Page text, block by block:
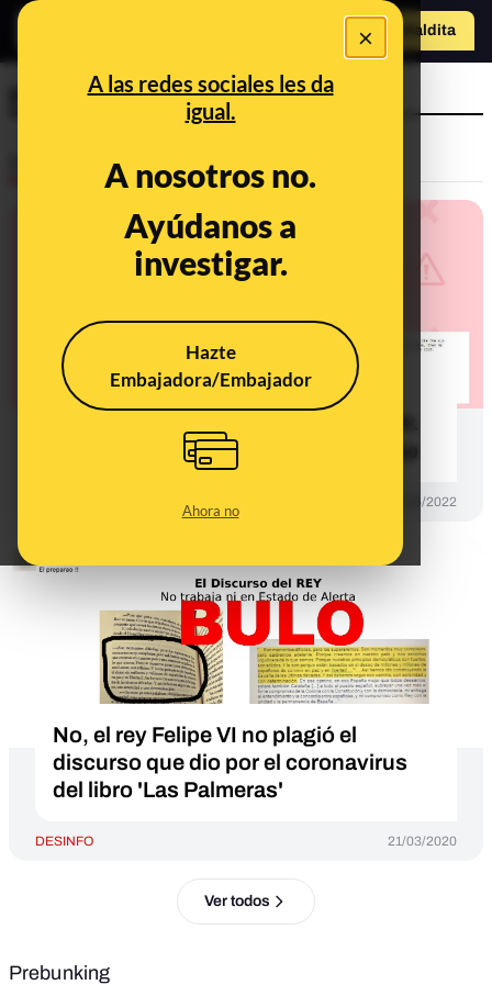
×
A las redes sociales les da
igual.
A nosotros no.
Ayúdanos a
investigar.
Hazte
Embajadora/Embajador
Ahora no
Hazte Maldita
No, Amber Heard no ha plagiado
Ripley’ en el juicio con Johnny Depp
12/05/2022
No, el rey Felipe VI no plagió el
discurso que dio por el coronavirus
del libro 'Las Palmeras'
DESINFO 21/03/2020
Ver todos
Prebunking